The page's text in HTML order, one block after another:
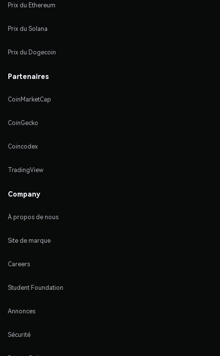
Prix du Ethereum
Prix du Solana
Prix du Dogecoin
Partenaires
CoinMarketCap
CoinGecko
Coincodex
TradingView
Company
À propos de nous
Site de marque
Careers
Student Foundation
Annonces
Sécurité